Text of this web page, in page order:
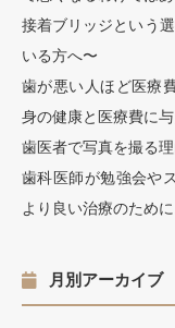
接着ブリッジという
いる方へ〜
歯が悪い人ほど医療
身の健康と医療費に
歯医者で写真を撮る
歯科医師が勉強会や
より良い治療のため
月別アーカイブ